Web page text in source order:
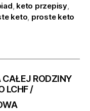
, keto przepisy,
keto, proste keto
CAŁEJ RODZINY
LCHF /